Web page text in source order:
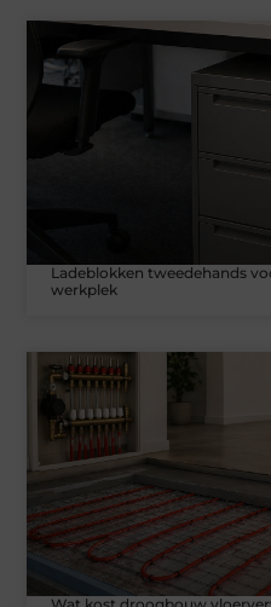
Ladeblokken tweedehands
werkplek